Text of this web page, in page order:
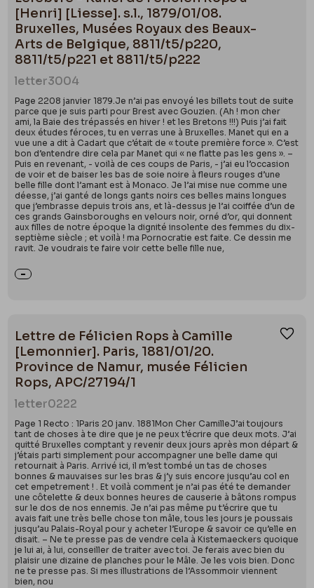
[Henri] [Liesse]. s.l., 1879/01/08.
Bruxelles, Musées Royaux des Beaux-
Arts de Belgique, 8811/t5/p220,
8811/t5/p221 et 8811/t5/p222
letter3004
Page 2208 janvier 1879.Je n’ai pas envoyé les billets tout de suite
parce que je suis parti pour Brest avec Gouzien. (Ah ! mon cher
ami, la Baie des trépassés en hiver ! et les Bretons !!!) Puis j’ai fait
deux études féroces, tu en verras une à Bruxelles. Manet qui en a
vue une a dit à Cadart que c’était de « toute première force ». C’est
bon d’entendre dire cela par Manet qui « ne flatte pas les gens ». –
Puis en revenant, - voilà de ces coups de Paris, - j’ai eu l’occasion
de voir et de baiser les bas de soie noire à fleurs rouges d’une
belle fille dont l’amant est à Monaco. Je l’ai mise nue comme une
déesse, j’ai ganté de longs gants noirs ces belles mains longues
que j’embrasse depuis trois ans, et là-dessus je l’ai coiffée d’un de
ces grands Gainsboroughs en velours noir, orné d’or, qui donnent
aux filles de notre époque la dignité insolente des femmes du dix-
septième siècle ; et voilà ! ma Pornocratie est faite. Ce dessin me
ravit. Je voudrais te faire voir cette belle fille nue,
Lettre de Félicien Rops à Camille
[Lemonnier]. Paris, 1881/01/20.
Province de Namur, musée Félicien
Rops, APC/27194/1
letter0222
Page 1 Recto : 1Paris 20 janv. 1881Mon Cher CamilleJ’ai toujours
tant de choses à te dire que je ne peux t’écrire que deux mots. J’ai
quitté Bruxelles comptant y revenir deux jours après mon départ &
j’étais parti simplement pour accompagner une belle dame qui
retournait à Paris. Arrivé ici, il m’est tombé un tas de choses
bonnes & mauvaises sur les bras & j’y suis encore jusqu’au col en
cet empetrement ! . Et voilà comment je n’ai pas été te demander
une côtelette & deux bonnes heures de causerie à bâtons rompus
sur le dos de nos ennemis. Je n’ai pas même pu t’écrire que tu
avais fait une très belle chose ton mâle, tous les jours je poussais
jusqu’au Palais-Royal pour y acheter l’Europe & savoir ce qu’elle en
disait. – Ne te presse pas de vendre cela à Kistemaeckers quoique
je lui ai, à lui, conseiller de traiter avec toi. Je ferais avec bien du
plaisir une dizaine de planches pour le Mâle. Je les vois bien. Donc
ne te presse pas. Si mes illustrations de l’Assommoir viennent
bien, nou